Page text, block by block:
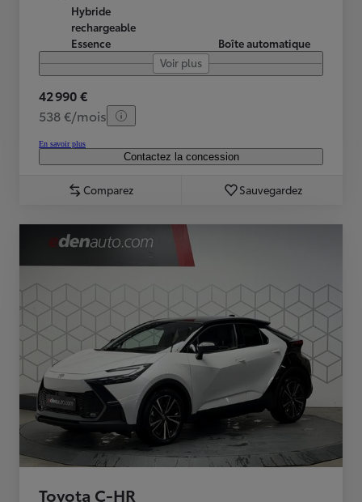
Hybride
rechargeable
Essence
Boîte automatique
Voir plus
42 990 €
538 €/mois
En savoir plus
Contactez la concession
Comparez Sauvegardez
Toyota C-HR